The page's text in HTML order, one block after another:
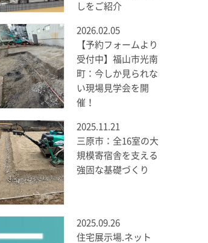
しをご紹介
2026.02.05
【予約フォームより
受付中】福山市光南
町：今しか見られな
い現場見学会を開
催！
2025.11.21
三原市：全16室の大
規模寄宿舎を支える
強固な基礎づくり
2025.09.26
住宅展示場.ネット